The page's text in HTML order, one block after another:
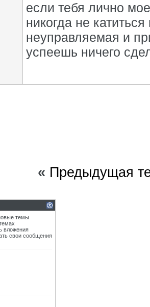
если тебя лично
никогда не
неуправляемая и
успеешь ничего
« Предыдущая
темы
вложения
свои сообщения